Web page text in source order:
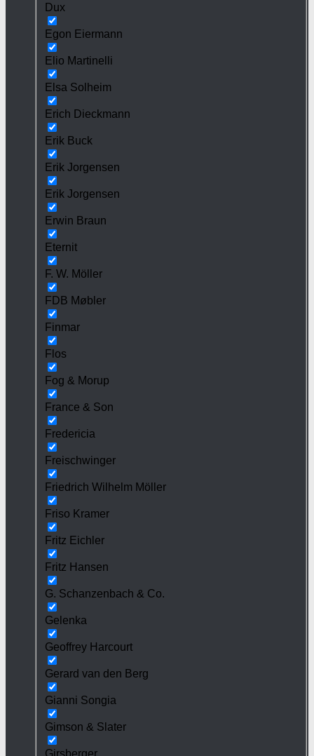
Dux
Egon Eiermann
Elio Martinelli
Elsa Solheim
Erich Dieckmann
Erik Buck
Erik Jorgensen
Erik Jorgensen
Erwin Braun
Eternit
F. W. Möller
FDB Møbler
Finmar
Flos
Fog & Morup
France & Son
Fredericia
Freischwinger
Friedrich Wilhelm Möller
Friso Kramer
Fritz Eichler
Fritz Hansen
G. Schanzenbach & Co.
Gelenka
Geoffrey Harcourt
Gerard van den Berg
Gianni Songia
Gimson & Slater
Girsberger